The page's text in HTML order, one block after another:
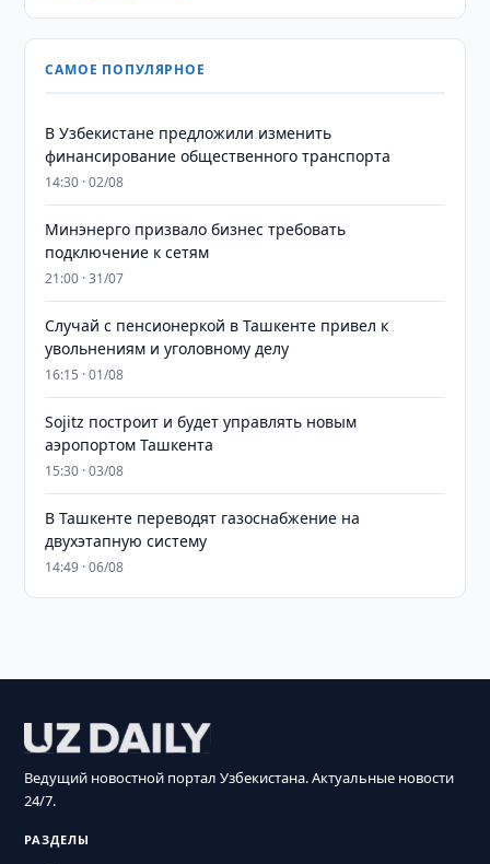
САМОЕ ПОПУЛЯРНОЕ
В Узбекистане предложили изменить
финансирование общественного транспорта
14:30 · 02/08
Минэнерго призвало бизнес требовать
подключение к сетям
21:00 · 31/07
Случай с пенсионеркой в Ташкенте привел к
увольнениям и уголовному делу
16:15 · 01/08
Sojitz построит и будет управлять новым
аэропортом Ташкента
15:30 · 03/08
В Ташкенте переводят газоснабжение на
двухэтапную систему
14:49 · 06/08
Ведущий новостной портал Узбекистана. Актуальные новости
24/7.
РАЗДЕЛЫ